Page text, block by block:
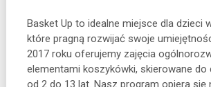
Basket Up to idealne miejsce dla dzieci
które pragną rozwijać swoje
2017 roku oferujemy zajęcia
elementami koszykówki, skierowane do
od 2 do 13 lat. Nasz program opiera się